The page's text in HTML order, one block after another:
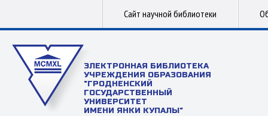
Сайт научной библиотеки
ЭЛЕКТРОННАЯ БИБЛИОТЕКА
УЧРЕЖДЕНИЯ ОБРАЗОВАНИЯ
"ГРОДНЕНСКИЙ
ГОСУДАРСТВЕННЫЙ
УНИВЕРСИТЕТ
ИМЕНИ ЯНКИ КУПАЛЫ"